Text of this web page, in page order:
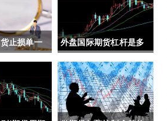
止损单一
如何确保期
成交成功
外盘国际期货杠杆是多
少倍(外盘国际期货杠杆
是多少倍的)